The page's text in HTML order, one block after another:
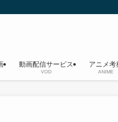
動画配信サービス
VOD
アニメ考
ANIME